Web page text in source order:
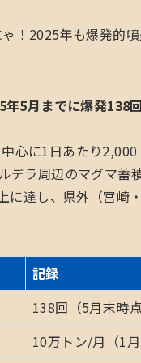
！2025年も爆発的
年5月までに爆発138回
心に1日あたり
デラ周辺のマグマ蓄
達し、県外（宮崎
記録
138回（5月末時点
10万トン/月（1月